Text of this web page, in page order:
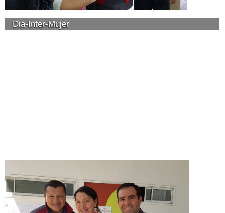
Dia-Inter-Mujer